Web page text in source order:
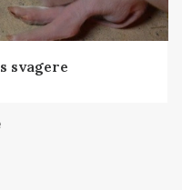
svagere